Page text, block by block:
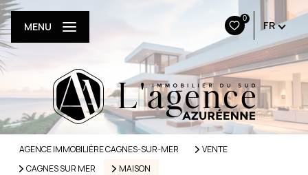
0
FR
MENU
AGENCE IMMOBILIÈRE CAGNES-SUR-MER
VENTE
CAGNES SUR MER
MAISON